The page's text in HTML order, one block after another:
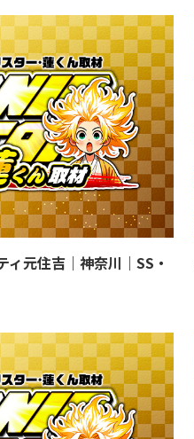
元住吉｜神奈川｜SS・